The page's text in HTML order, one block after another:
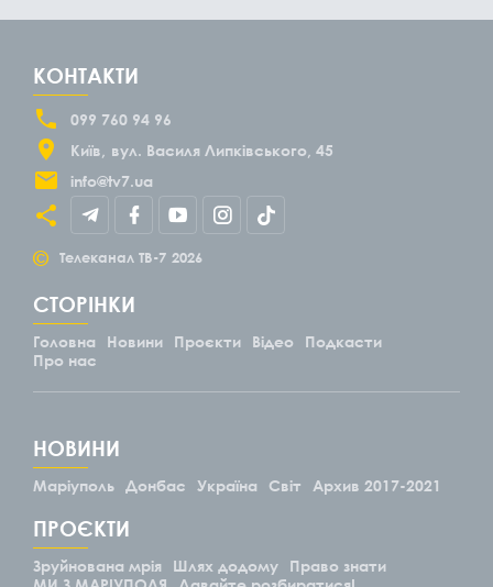
КОНТАКТИ
099 760 94 96
Київ
вул. Василя Липківського, 45
info@tv7.ua
© Телеканал ТВ-7 2026
СТОРІНКИ
Головна Новини Проєкти Відео
Подкасти
Про нас
НОВИНИ
Маріуполь Донбас Україна Світ Архив 2017-2021
ПРОЄКТИ
Зруйнована мрія Шлях додому
Право знати